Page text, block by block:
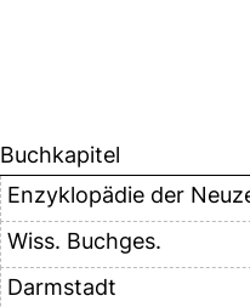
Buchkapitel
Enzyklopädie der
Wiss. Buchges.
Darmstadt